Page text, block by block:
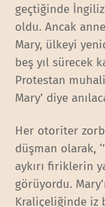
geçtiğinde
oldu. Ancak
Mary, ülkeyi
beş yıl sürecek
Protestan
Mary’ diye
Her otoriter
düşman olarak,
aykırı firiklerin
görüyordu.
Kraliçeliğinde iz